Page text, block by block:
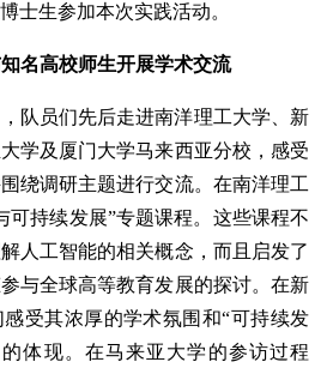
士生参加本次实践活动。
名高校师生开展学术交流
队员们先后走进南洋理工大学、新
学及厦门大学马来西亚分校，感受
绕调研主题进行交流。在南洋理工
可持续发展”专题课程。这些课程不
人工智能的相关概念，而且启发了
与全球高等教育发展的探讨。在新
受其浓厚的学术氛围和“可持续发
体现。在马来亚大学的参访过程